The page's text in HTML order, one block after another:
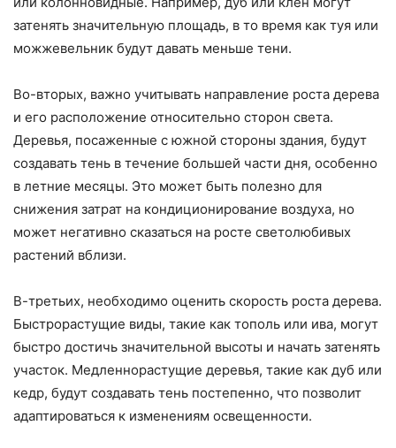
затенять значительную площадь, в то время как туя или
можжевельник будут давать меньше тени.
Во-вторых, важно учитывать направление роста дерева
и его расположение относительно сторон света.
Деревья, посаженные с южной стороны здания, будут
создавать тень в течение большей части дня, особенно
в летние месяцы. Это может быть полезно для
снижения затрат на кондиционирование воздуха, но
может негативно сказаться на росте светолюбивых
растений вблизи.
В-третьих, необходимо оценить скорость роста дерева.
Быстрорастущие виды, такие как тополь или ива, могут
быстро достичь значительной высоты и начать затенять
участок. Медленнорастущие деревья, такие как дуб или
кедр, будут создавать тень постепенно, что позволит
адаптироваться к изменениям освещенности.